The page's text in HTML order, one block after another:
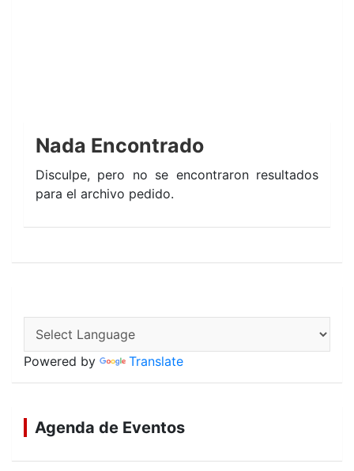
Nada Encontrado
Disculpe, pero no se encontraron resultados
para el archivo pedido.
Powered by Translate
Agenda de Eventos